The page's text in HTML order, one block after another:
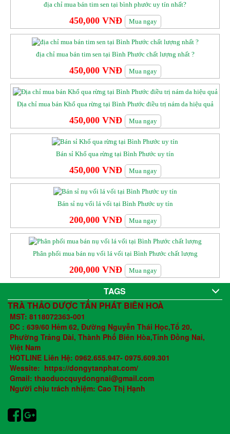
địa chỉ mua bán tim sen tại bình phước uy tín nhất?
450,000 VNĐ Mua ngay
địa chỉ mua bán tim sen tại Bình Phước chất lượng nhất ?
450,000 VNĐ Mua ngay
Địa chỉ mua bán Khổ qua rừng tại Bình Phước điều trị nám da hiệu quả
450,000 VNĐ Mua ngay
Bán sỉ Khổ qua rừng tại Bình Phước uy tín
450,000 VNĐ Mua ngay
Bán sỉ nụ vối lá vối tại Bình Phước uy tín
200,000 VNĐ Mua ngay
Phân phối mua bán nụ vối lá vối tại Bình Phước chất lượng
200,000 VNĐ Mua ngay
TAGS
TRÀ THẢO DƯỢC TẤN PHÁT BIÊN HOÀ
MST: 8118072363-001
ĐC : 639/60 Hẻm 62, Đường Nguyễn Thái Học,Tổ 20,
Phường Trảng Dài, Thành Phố Biên Hòa,Tỉnh Đồng Nai,
Việt Nam
HOTLINE Liên Hệ: 0962.655.947- 0975.609.301
Wessite: https://dongytanphat.com/
Gmail: thaoduocquydongnai@gmail.com
Người chịu trách nhiệm: Cao Thị Hạnh